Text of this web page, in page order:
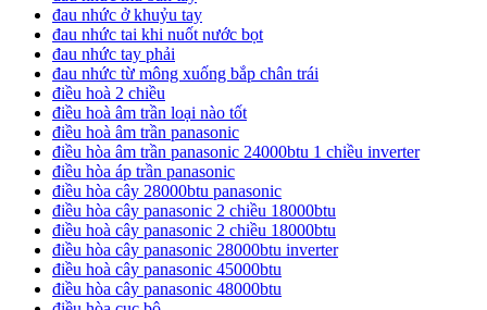
đau nhức ở khuỷu tay
đau nhức tai khi nuốt nước bọt
đau nhức tay phải
đau nhức từ mông xuống bắp chân trái
điều hoà 2 chiều
điều hoà âm trần loại nào tốt
điều hoà âm trần panasonic
điều hòa âm trần panasonic 24000btu 1 chiều inverter
điều hòa áp trần panasonic
điều hòa cây 28000btu panasonic
điều hòa cây panasonic 2 chiều 18000btu
điều hoà cây panasonic 2 chiều 18000btu
điều hòa cây panasonic 28000btu inverter
điều hoà cây panasonic 45000btu
điều hòa cây panasonic 48000btu